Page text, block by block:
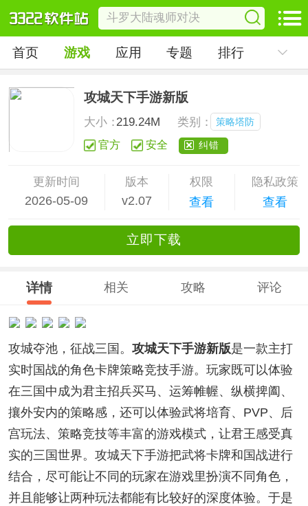
首页 游戏 应用 专题 排行
攻城天下手游新版
大小：219.24M 类别： 策略塔防
官方 安全 纠错
更新时间
2026-05-09
版本
v2.07
权限
查看
隐私政策
查看
立即下载
详情 相关 攻略 评论
攻城夺池，征战三国。 攻城天下手游新版是一款主打
实时国战的角色卡牌策略竞技手游。玩家既可以体验
在三国中成为君主招兵买马、运筹帷幄、纵横捭阖、
攘外安内的策略感，还可以体验武将培育、PVP、后
宫玩法、策略竞技等丰富的游戏模式，让君王感受真
实的三国世界。攻城天下手游把武将卡牌和国战进行
结合，尽可能让不同的玩家在游戏里扮演不同角色，
并且能够让两种玩法都能有比较好的深度体验。于是